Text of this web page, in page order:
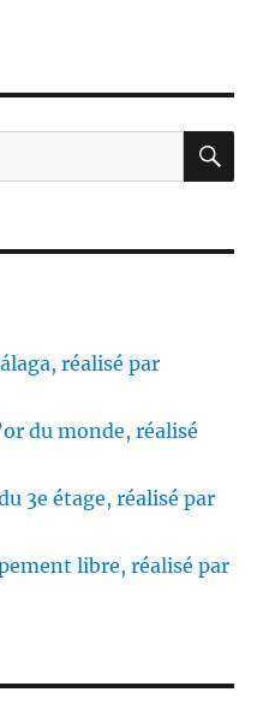
réalisé par
du monde, réalisé
3e étage, réalisé par
libre, réalisé par